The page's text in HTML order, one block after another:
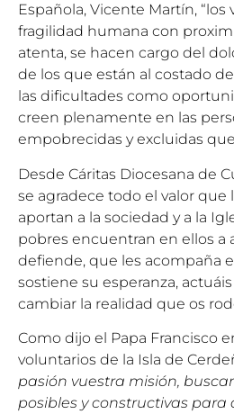
Española, Vicente Martín,
fragilidad humana con
atenta, se hacen cargo del
de los que están al costado
las dificultades como
creen plenamente en las
empobrecidas y excluidas
Desde Cáritas Diocesana de
se agradece todo el valor que
aportan a la sociedad y a la
pobres encuentran en ellos a
defiende, que les acompaña
sostiene su esperanza,
cambiar la realidad que os
Como dijo el Papa Francisco
voluntarios de la Isla de
pasión vuestra misión,
posibles y constructivas para